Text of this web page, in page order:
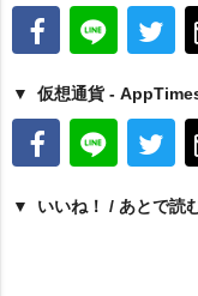
仮想通貨 -
いいね！ / あとで読